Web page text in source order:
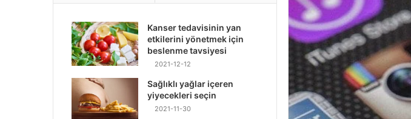
Kanser tedavisinin yan
etkilerini yönetmek için
beslenme tavsiyesi
2021-12-12
Sağlıklı yağlar içeren
yiyecekleri seçin
2021-11-30